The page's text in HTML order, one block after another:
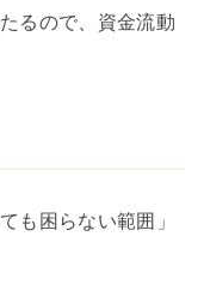
るので、資金流動
も困らない範囲」